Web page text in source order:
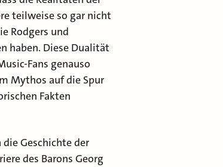
teilweise so gar nicht
Rodgers und
haben. Diese Dualität
Fans genauso
Mythos auf die Spur
Fakten
Geschichte der
des Barons Georg